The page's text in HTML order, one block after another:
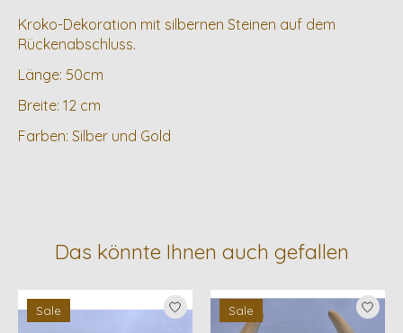
Kroko-Dekoration mit silbernen Steinen auf dem
Rückenabschluss.
Länge: 50cm
Breite: 12 cm
Farben: Silber und Gold
Das könnte Ihnen auch gefallen
Produkt-Karussell-Artikel
Sale Sale